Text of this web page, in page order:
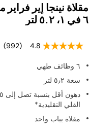
مقلاة نينجا إير
٦ في ١، ٥.٢ لتر
4.8
(992)
٦ وظائف طهي
سعة ٥٫٢ لتر
القلي التقليدية*
مقلاة بباب واحد